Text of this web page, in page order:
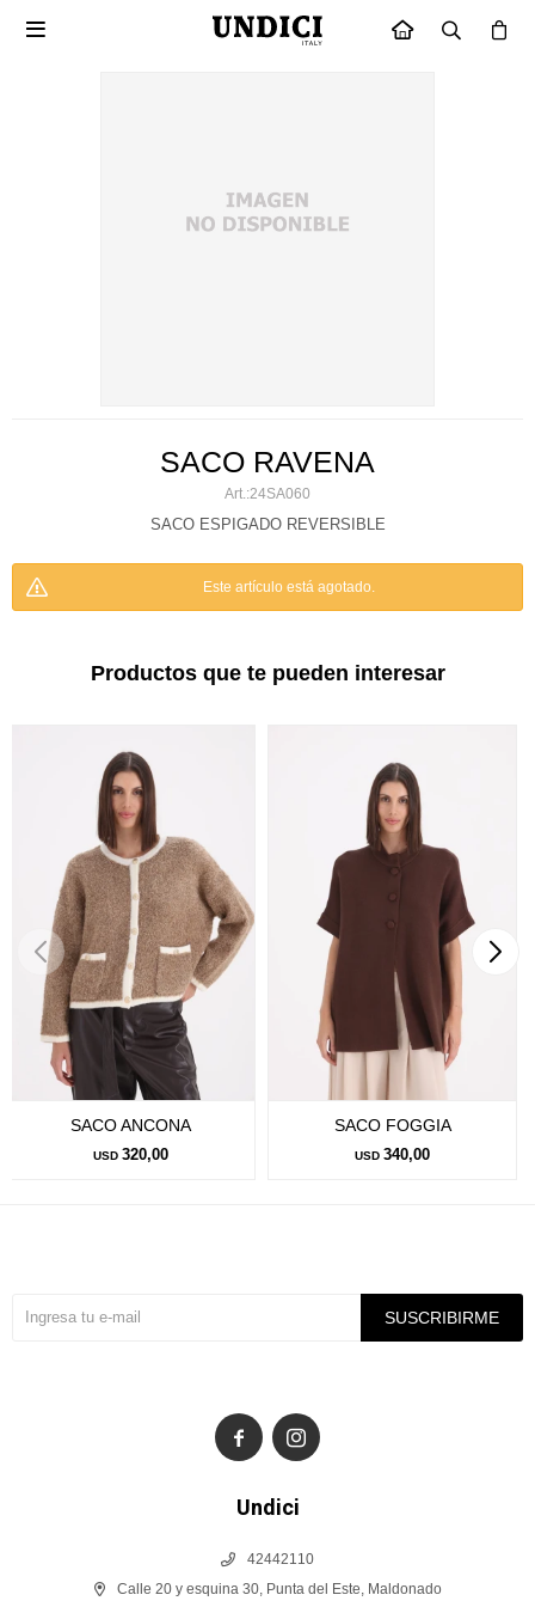
INICIO

SACO RAVENA
24SA060
SACO ESPIGADO REVERSIBLE
Este artículo está agotado.
Productos que te pueden interesar
SACO ANCONA
USD 320,00
SACO FOGGIA
USD 340,00
Undici
42442110
Calle 20 y esquina 30, Punta del Este, Maldonado
SUSCRIBIRME
 